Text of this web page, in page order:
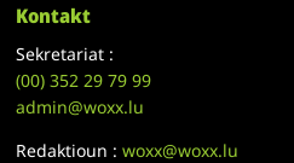
Kontakt
Sekretariat :
(00)352 29 79 99
admin@woxx.lu
Redaktioun :woxx@woxx.lu